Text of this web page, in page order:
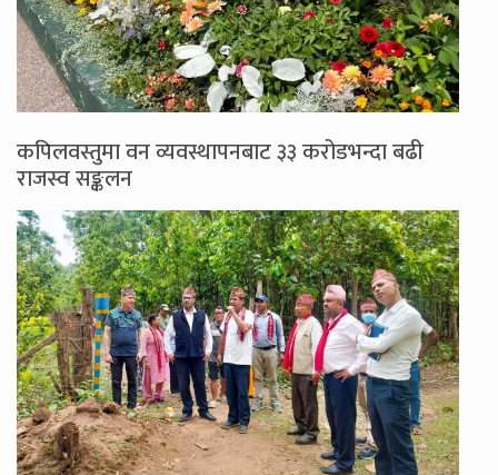
कपिलवस्तुमा वन व्यवस्थापनबाट ३३ करोडभन्दा बढी
राजस्व सङ्कलन